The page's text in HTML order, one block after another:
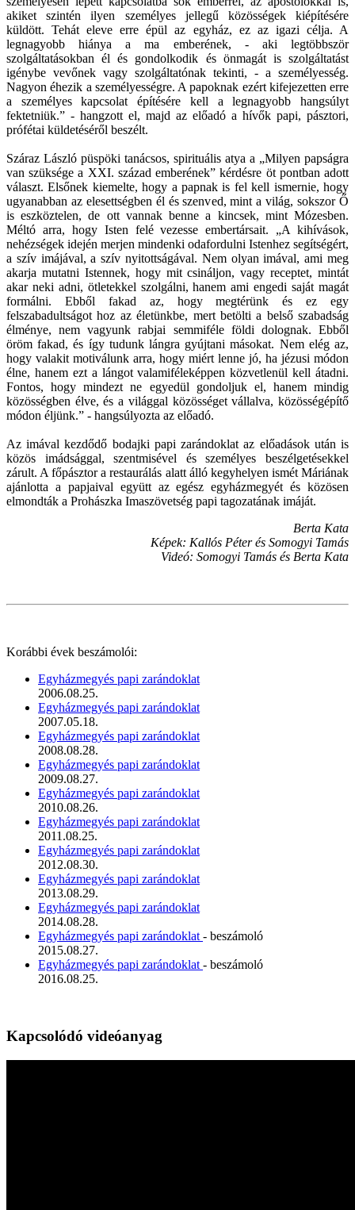
akiket szintén ilyen személyes jellegű közösségek kiépítésére
küldött. Tehát eleve erre épül az egyház, ez az igazi célja. A
legnagyobb hiánya a ma emberének, - aki legtöbbször
szolgáltatásokban él és gondolkodik és önmagát is szolgáltatást
igénybe vevőnek vagy szolgáltatónak tekinti, - a személyesség.
Nagyon éhezik a személyességre. A papoknak ezért kifejezetten erre
a személyes kapcsolat építésére kell a legnagyobb hangsúlyt
fektetniük.” - hangzott el, majd az előadó a hívők papi, pásztori,
prófétai küldetéséről beszélt.
Száraz László püspöki tanácsos, spirituális atya a „Milyen papságra
van szüksége a XXI. század emberének” kérdésre öt pontban adott
választ. Elsőnek kiemelte, hogy a papnak is fel kell ismernie, hogy
ugyanabban az elesettségben él és szenved, mint a világ, sokszor Ő
is eszköztelen, de ott vannak benne a kincsek, mint Mózesben.
Méltó arra, hogy Isten felé vezesse embertársait. „A kihívások,
nehézségek idején merjen mindenki odafordulni Istenhez segítségért,
a szív imájával, a szív nyitottságával. Nem olyan imával, ami meg
akarja mutatni Istennek, hogy mit csináljon, vagy receptet, mintát
akar neki adni, ötletekkel szolgálni, hanem ami engedi saját magát
formálni. Ebből fakad az, hogy megtérünk és ez egy
felszabadultságot hoz az életünkbe, mert betölti a belső szabadság
élménye, nem vagyunk rabjai semmiféle földi dolognak. Ebből
öröm fakad, és így tudunk lángra gyújtani másokat. Nem elég az,
hogy valakit motiválunk arra, hogy miért lenne jó, ha jézusi módon
élne, hanem ezt a lángot valamiféleképpen közvetlenül kell átadni.
Fontos, hogy mindezt ne egyedül gondoljuk el, hanem mindig
közösségben élve, és a világgal közösséget vállalva, közösségépítő
módon éljünk.” - hangsúlyozta az előadó.
Az imával kezdődő bodajki papi zarándoklat az előadások után is
közös imádsággal, szentmisével és személyes beszélgetésekkel
zárult. A főpásztor a restaurálás alatt álló kegyhelyen ismét Máriának
ajánlotta a papjaival együtt az egész egyházmegyét és közösen
elmondták a Prohászka Imaszövetség papi tagozatának imáját.
Berta Kata
Képek: Kallós Péter és Somogyi Tamás
Videó: Somogyi Tamás és Berta Kata
Korábbi évek beszámolói:
Egyházmegyés papi zarándoklat
2006.08.25.
Egyházmegyés papi zarándoklat
2007.05.18.
Egyházmegyés papi zarándoklat
2008.08.28.
Egyházmegyés papi zarándoklat
2009.08.27.
Egyházmegyés papi zarándoklat
2010.08.26.
Egyházmegyés papi zarándoklat
2011.08.25.
Egyházmegyés papi zarándoklat
2012.08.30.
Egyházmegyés papi zarándoklat
2013.08.29.
Egyházmegyés papi zarándoklat
2014.08.28.
Egyházmegyés papi zarándoklat - beszámoló
2015.08.27.
Egyházmegyés papi zarándoklat - beszámoló
2016.08.25.
Kapcsolódó videóanyag